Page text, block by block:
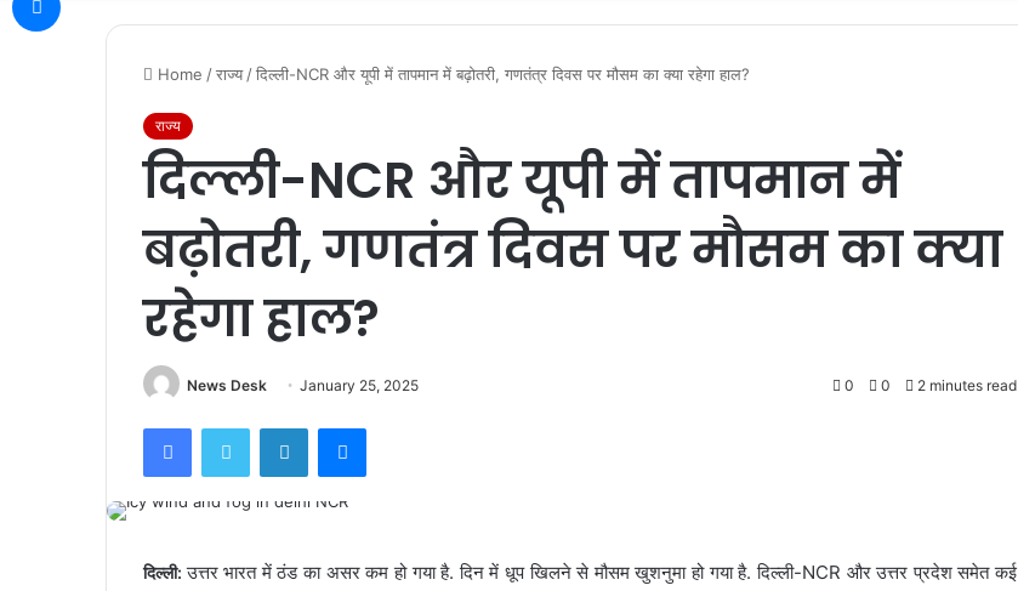
Home /राज्य /दिल्ली-NCR और यूपी में तापमान में बढ़ोतरी, गणतंत्र दिवस पर मौसम का क्या रहेगा हाल?
राज्य
दिल्ली-NCR और यूपी में तापमान में
बढ़ोतरी, गणतंत्र दिवस पर मौसम का क्या
रहेगा हाल?
News Desk January 25, 2025 0 0 2 minutes read
दिल्ली:उत्तर भारत में ठंड का असर कम हो गया है. दिन में धूप खिलने से मौसम खुशनुमा हो गया है. दिल्ली-NCR और उत्तर प्रदेश समेत कई